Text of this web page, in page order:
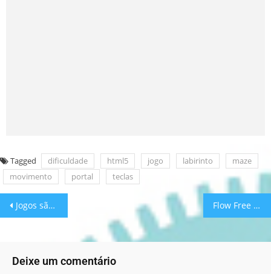
Tagged dificuldade html5 jogo labirinto
maze
movimento
portal teclas
Jogos são meios privilegiados de aprendizagem Flow Free Online: jogo digital
Deixe um comentário